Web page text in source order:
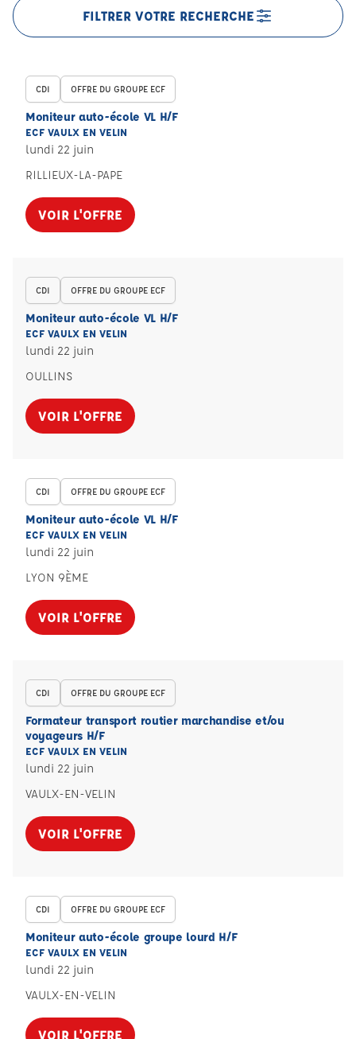
FILTRER VOTRE RECHERCHE
CDI OFFRE DU GROUPE ECF
Moniteur auto-école VL H/F
ECF VAULX EN VELIN
lundi 22 juin
RILLIEUX-LA-PAPE
VOIR L'OFFRE
CDI OFFRE DU GROUPE ECF
Moniteur auto-école VL H/F
ECF VAULX EN VELIN
lundi 22 juin
OULLINS
VOIR L'OFFRE
CDI OFFRE DU GROUPE ECF
Moniteur auto-école VL H/F
ECF VAULX EN VELIN
lundi 22 juin
LYON 9ÈME
VOIR L'OFFRE
CDI OFFRE DU GROUPE ECF
Formateur transport routier marchandise et/ou
voyageurs H/F
ECF VAULX EN VELIN
lundi 22 juin
VAULX-EN-VELIN
VOIR L'OFFRE
CDI OFFRE DU GROUPE ECF
Moniteur auto-école groupe lourd H/F
ECF VAULX EN VELIN
lundi 22 juin
VAULX-EN-VELIN
VOIR L'OFFRE